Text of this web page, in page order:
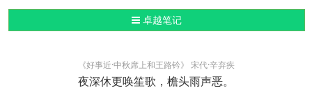
导航切换
卓越笔记
《好事近·中秋席上和王路钤》 宋代·辛弃疾
夜深休更唤笙歌，檐头雨声恶。